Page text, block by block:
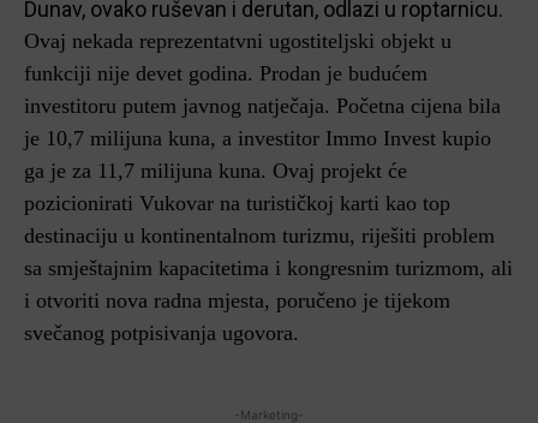
Dunav, ovako ruševan i derutan, odlazi u roptarnicu.
Ovaj nekada reprezentatvni ugostiteljski objekt u
funkciji nije devet godina. Prodan je budućem
investitoru putem javnog natječaja. Početna cijena bila
je 10,7 milijuna kuna, a investitor Immo Invest kupio
ga je za 11,7 milijuna kuna. Ovaj projekt će
pozicionirati Vukovar na turističkoj karti kao top
destinaciju u kontinentalnom turizmu, riješiti problem
sa smještajnim kapacitetima i kongresnim turizmom, ali
i otvoriti nova radna mjesta, poručeno je tijekom
svečanog potpisivanja ugovora.
-Marketing-